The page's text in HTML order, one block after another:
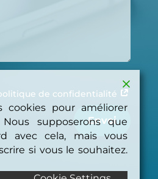
de confidentialité
Envoi
cookies pour améliorer
supposerons que
avec cela, mais vous
si vous le souhaitez.